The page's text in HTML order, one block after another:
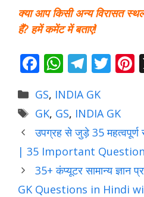
क्या आप किसी अन्य विरासत
हैं? हमें कमेंट में बताएं!
F
e
b
o
o
k
W
at
s
A
p
p
T
e
gr
a
m
T
er e
Categories
GS, INDIA GK
Tags
GK, GS, INDIA GK
उपग्रह से जुड़े 35 महत्वपूर्ण
| 35 Important
35+ कंप्यूटर सामान्य
GK Questions in Hindi